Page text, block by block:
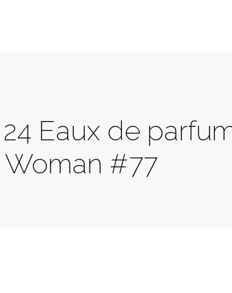
Eaux de
Woman #77